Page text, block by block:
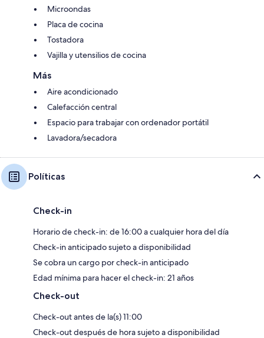
Microondas
Placa de cocina
Tostadora
Vajilla y utensilios de cocina
Más
Aire acondicionado
Calefacción central
Espacio para trabajar con ordenador portátil
Lavadora/secadora
Políticas
Check-in
Horario de check-in: de 16:00 a cualquier hora del día
Check-in anticipado sujeto a disponibilidad
Se cobra un cargo por check-in anticipado
Edad mínima para hacer el check-in: 21 años
Check-out
Check-out antes de la(s) 11:00
Check-out después de hora sujeto a disponibilidad